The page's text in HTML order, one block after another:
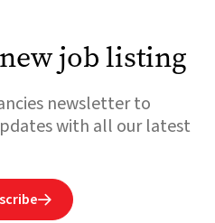
job listing
newsletter to
with all our latest
